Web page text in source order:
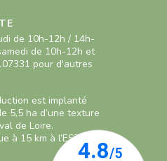
de 10h-12h / 14h-
de 10h-12h et
pour d'autres
est implanté
5,5 ha d’une texture
de Loire.
à 15 km à l’EST